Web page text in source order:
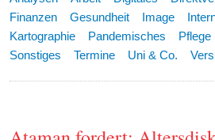
Finanzen
Gesundheit Image
Kartographie
Pandemisches Pflege
Sonstiges
Termine Uni & Co.